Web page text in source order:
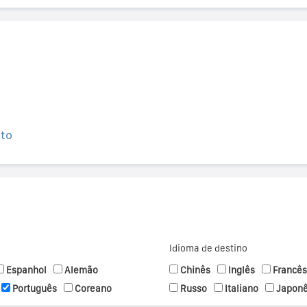
Espanhol
Alemão
Português
Coreano
Idioma de destino
Chinês
Inglês
Francês
Russo
Italiano